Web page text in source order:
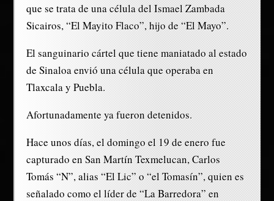
que se trata de una célula del Ismael Zambada
Sicairos, “El Mayito Flaco”, hijo de “El Mayo”.
El sanguinario cártel que tiene maniatado al estado
de Sinaloa envió una célula que operaba en
Tlaxcala y Puebla.
Afortunadamente ya fueron detenidos.
Hace unos días, el domingo el 19 de enero fue
capturado en San Martín Texmelucan, Carlos
Tomás “N”, alias “El Lic” o “el Tomasín”, quien es
señalado como el líder de “La Barredora” en